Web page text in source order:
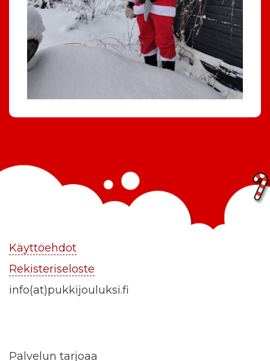
Käyttöehdot
Rekisteriseloste
info(at)pukkijouluksi.fi
Palvelun tarjoaa